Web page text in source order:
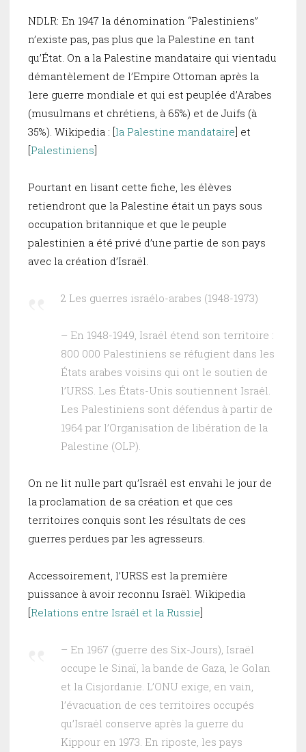
NDLR: En 1947 la dénomination “Palestiniens”
n’existe pas, pas plus que la Palestine en tant
qu’État. On a la Palestine mandataire qui vientadu
démantèlement de l’Empire Ottoman après la
1ere guerre mondiale et qui est peuplée d’Arabes
(musulmans et chrétiens, à 65%) et de Juifs (à
35%). Wikipedia : [la Palestine mandataire] et
[Palestiniens]
Pourtant en lisant cette fiche, les élèves
retiendront que la Palestine était un pays sous
occupation britannique et que le peuple
palestinien a été privé d’une partie de son pays
avec la création d’Israël.
2 Les guerres israélo-arabes (1948-1973)
– En 1948-1949, Israël étend son territoire :
800 000 Palestiniens se réfugient dans les
États arabes voisins qui ont le soutien de
l’URSS. Les États-Unis soutiennent Israël.
Les Palestiniens sont défendus à partir de
1964 par l’Organisation de libération de la
Palestine (OLP).
On ne lit nulle part qu’Israël est envahi le jour de
la proclamation de sa création et que ces
territoires conquis sont les résultats de ces
guerres perdues par les agresseurs.
Accessoirement, l’URSS est la première
puissance à avoir reconnu Israël. Wikipedia
[Relations entre Israël et la Russie]
– En 1967 (guerre des Six-Jours), Israël
occupe le Sinaï, la bande de Gaza, le Golan
et la Cisjordanie. L’ONU exige, en vain,
l’évacuation de ces territoires occupés
qu’Israël conserve après la guerre du
Kippour en 1973. En riposte, les pays